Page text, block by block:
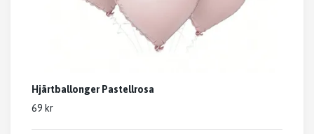
Hjärtballonger Pastellrosa
69 kr